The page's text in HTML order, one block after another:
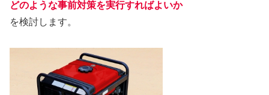
どのような事前対策を実行すればよいか
を検討します。